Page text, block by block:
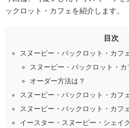
ックロット・カフェを紹介します。
目次
スヌーピー・バックロット・カフェ
スヌーピー・バックロット・カ
オーダー方法は？
スヌーピー・バックロット・カフ
スヌーピー・バックロット・カフ
イースター・スヌーピー・シェイ